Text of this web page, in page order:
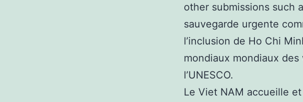
other submissions such
sauvegarde urgente
l’inclusion de Ho Chi
mondiaux mondiaux des
l’UNESCO.
Le Viet NAM accueille